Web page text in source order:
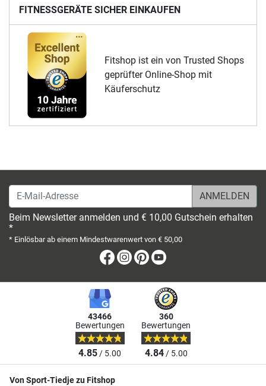
FITNESSGERÄTE SICHER EINKAUFEN
Fitshop ist ein von Trusted Shops
geprüfter Online-Shop mit
Käuferschutz
E-Mail-Adresse
Beim Newsletter anmelden und € 10,00 Gutschein erhalten
*
* Einlösbar ab einem Mindestwarenwert von € 50,00
Facebook
Instagram
Pinterest
43466
Bewertungen
4.85/ 5.00
360
Bewertungen
4.84/ 5.00
Von Sport-Tiedje zu Fitshop